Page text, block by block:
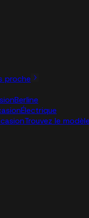
proche
Berline
Électrique
Trouvez le